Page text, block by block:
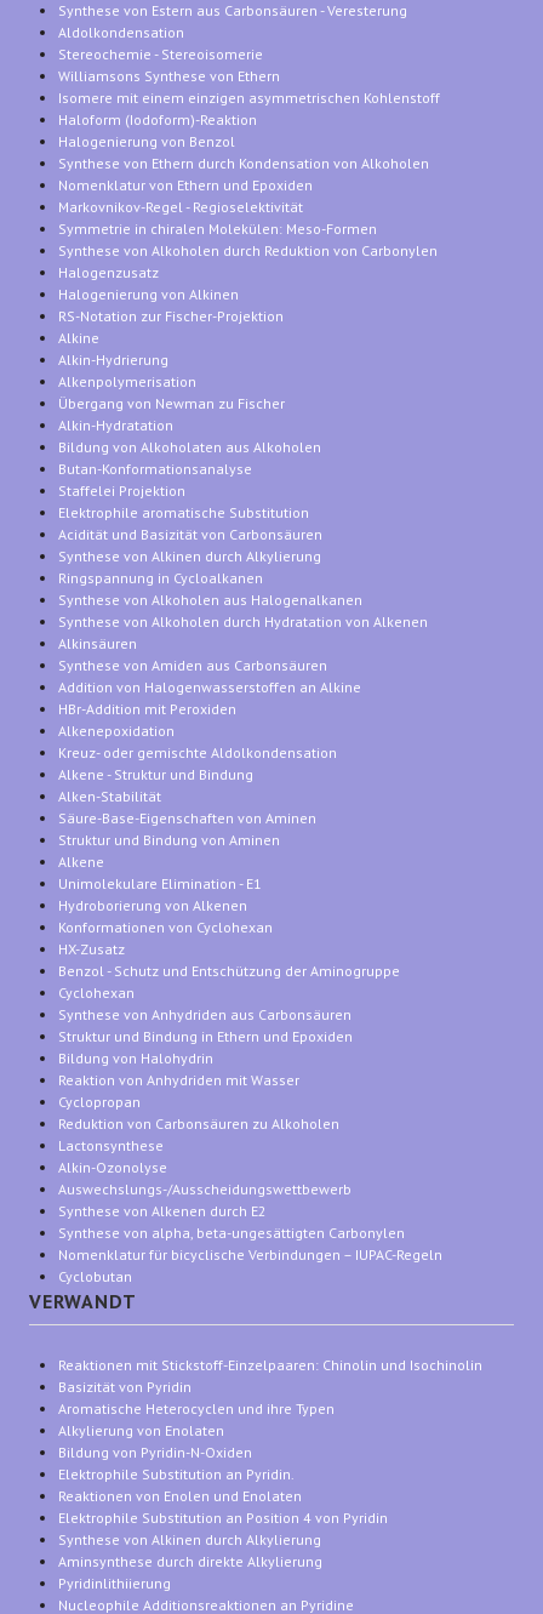
Synthese von Estern aus Carbonsäuren - Veresterung
Aldolkondensation
Stereochemie - Stereoisomerie
Williamsons Synthese von Ethern
Isomere mit einem einzigen asymmetrischen Kohlenstoff
Haloform (Iodoform)-Reaktion
Halogenierung von Benzol
Synthese von Ethern durch Kondensation von Alkoholen
Nomenklatur von Ethern und Epoxiden
Markovnikov-Regel - Regioselektivität
Symmetrie in chiralen Molekülen: Meso-Formen
Synthese von Alkoholen durch Reduktion von Carbonylen
Halogenzusatz
Halogenierung von Alkinen
RS-Notation zur Fischer-Projektion
Alkine
Alkin-Hydrierung
Alkenpolymerisation
Übergang von Newman zu Fischer
Alkin-Hydratation
Bildung von Alkoholaten aus Alkoholen
Butan-Konformationsanalyse
Staffelei Projektion
Elektrophile aromatische Substitution
Acidität und Basizität von Carbonsäuren
Synthese von Alkinen durch Alkylierung
Ringspannung in Cycloalkanen
Synthese von Alkoholen aus Halogenalkanen
Synthese von Alkoholen durch Hydratation von Alkenen
Alkinsäuren
Synthese von Amiden aus Carbonsäuren
Addition von Halogenwasserstoffen an Alkine
HBr-Addition mit Peroxiden
Alkenepoxidation
Kreuz- oder gemischte Aldolkondensation
Alkene - Struktur und Bindung
Alken-Stabilität
Säure-Base-Eigenschaften von Aminen
Struktur und Bindung von Aminen
Alkene
Unimolekulare Elimination - E1
Hydroborierung von Alkenen
Konformationen von Cyclohexan
HX-Zusatz
Benzol - Schutz und Entschützung der Aminogruppe
Cyclohexan
Synthese von Anhydriden aus Carbonsäuren
Struktur und Bindung in Ethern und Epoxiden
Bildung von Halohydrin
Reaktion von Anhydriden mit Wasser
Cyclopropan
Reduktion von Carbonsäuren zu Alkoholen
Lactonsynthese
Alkin-Ozonolyse
Auswechslungs-/Ausscheidungswettbewerb
Synthese von Alkenen durch E2
Synthese von alpha, beta-ungesättigten Carbonylen
Nomenklatur für bicyclische Verbindungen – IUPAC-Regeln
Cyclobutan
VERWANDT
Reaktionen mit Stickstoff-Einzelpaaren: Chinolin und Isochinolin
Basizität von Pyridin
Aromatische Heterocyclen und ihre Typen
Alkylierung von Enolaten
Bildung von Pyridin-N-Oxiden
Elektrophile Substitution an Pyridin.
Reaktionen von Enolen und Enolaten
Elektrophile Substitution an Position 4 von Pyridin
Synthese von Alkinen durch Alkylierung
Aminsynthese durch direkte Alkylierung
Pyridinlithiierung
Nucleophile Additionsreaktionen an Pyridine